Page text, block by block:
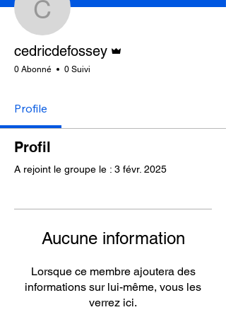
cedricdefossey
cedricdefossey
0 Abonné 0 Suivi
Profile
Profil
A rejoint le groupe le : 3 févr. 2025
Aucune information
Lorsque ce membre ajoutera des
informations sur lui-même, vous les
verrez ici.